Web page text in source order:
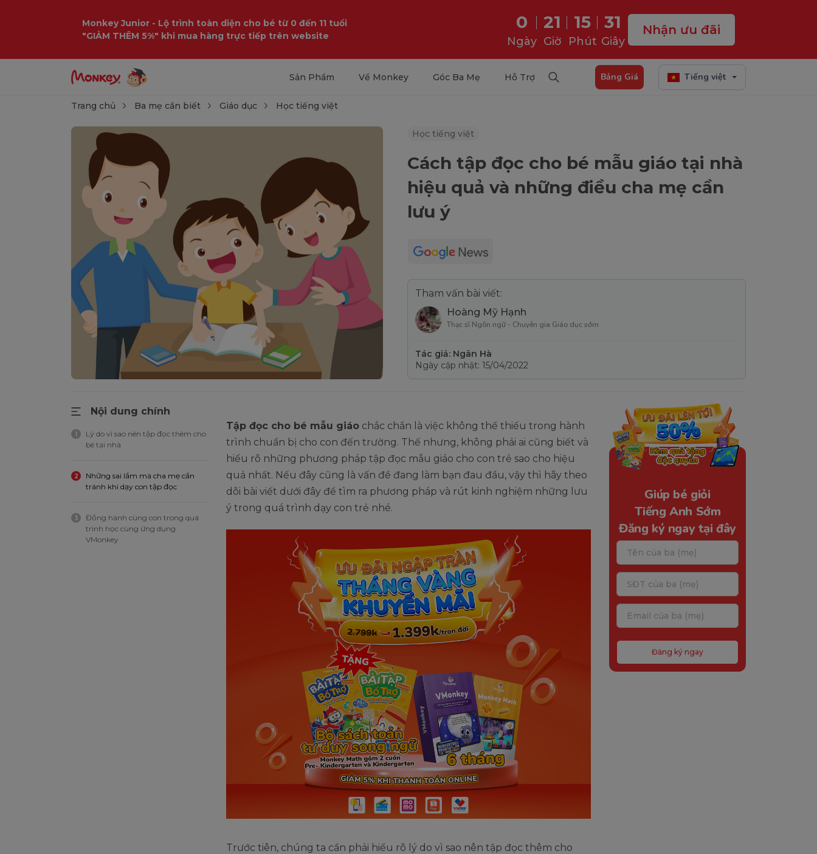
Monkey Junior - Lộ trình toàn diện cho bé từ 0 đến 11 tuổi
"GIẢM THÊM 5%" khi mua hàng trực tiếp trên website
0
Ngày
21
Giờ
15
Phút
30
Giây
Nhận ưu đãi
Sản Phẩm Về Monkey Góc Ba Mẹ Hỗ Trợ Bảng Giá Tiếng việt
Trang chủ Ba mẹ cần biết Giáo dục Học tiếng việt
Học tiếng việt
Cách tập đọc cho bé mẫu giáo tại nhà
hiệu quả và những điều cha mẹ cần
lưu ý
Tham vấn bài viết:
Hoàng Mỹ Hạnh
Thạc sĩ Ngôn ngữ - Chuyên gia Giáo dục sớm
Tác giả: Ngân Hà
Ngày cập nhật: 15/04/2022
Nội dung chính
1
Lý do vì sao nên tập đọc thêm cho
bé tại nhà
2
Những sai lầm mà cha mẹ cần
tránh khi dạy con tập đọc
3
Đồng hành cùng con trong quá
trình học cùng ứng dụng
VMonkey
Tập đọc cho bé mẫu giáo chắc chắn là việc không thể thiếu trong hành
trình chuẩn bị cho con đến trường. Thế nhưng, không phải ai cũng biết và
hiểu rõ những phương pháp tập đọc mẫu giáo cho con trẻ sao cho hiệu
quả nhất. Nếu đây cũng là vấn đề đang làm bạn đau đầu, vậy thì hãy theo
dõi bài viết dưới đây để tìm ra phương pháp và rút kinh nghiệm những lưu
ý trong quá trình dạy con trẻ nhé.
Trước tiên, chúng ta cần phải hiểu rõ lý do vì sao nên tập đọc thêm cho
Giúp bé giỏi
Tiếng Anh Sớm
Đăng ký ngay tại đây
Đăng ký ngay